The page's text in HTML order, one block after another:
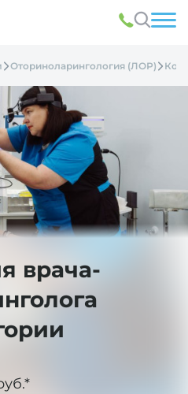
Оториноларингология (ЛОР)
врача-